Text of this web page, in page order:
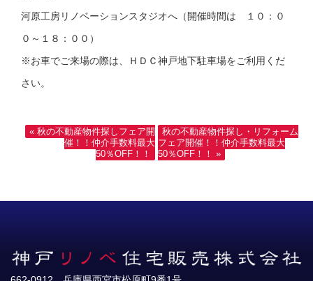
河原工房リノベーションスタジオへ（開催時間は １０：０
０～１８：００）
※お車でご来場の際は、ＨＤＣ神戸地下駐車場をご利用くだ
さい。
« 秋の不動産物件探しフェア開
催！！仲介手数料最大
50％OFF！！
秋の不動産物件探し・リフォーム
フェア開催！！仲介手数料最大
50％OFF！！ »